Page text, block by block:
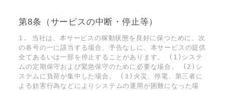
第8条（サービスの中断・停止等）
1. 当社は、本サービスの稼動状態を良好に保つために、次
の各号の一に該当する場合、予告なしに、本サービスの提供
全てあるいは一部を停止することがあります。 (1)システ
ムの定期保守および緊急保守のために必要な場合。 (2)シ
ステムに負荷が集中した場合。 (3)火災、停電、第三者に
よる妨害行為などによりシステムの運用が困難になった場